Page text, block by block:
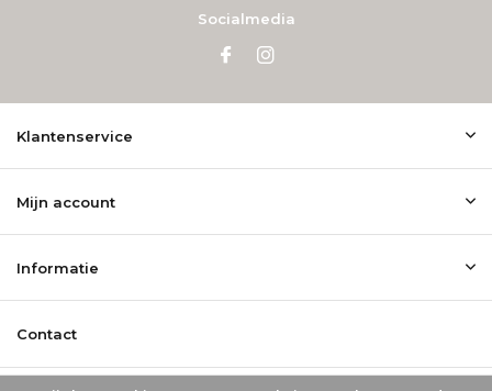
Socialmedia
Klantenservice
Mijn account
Informatie
Contact